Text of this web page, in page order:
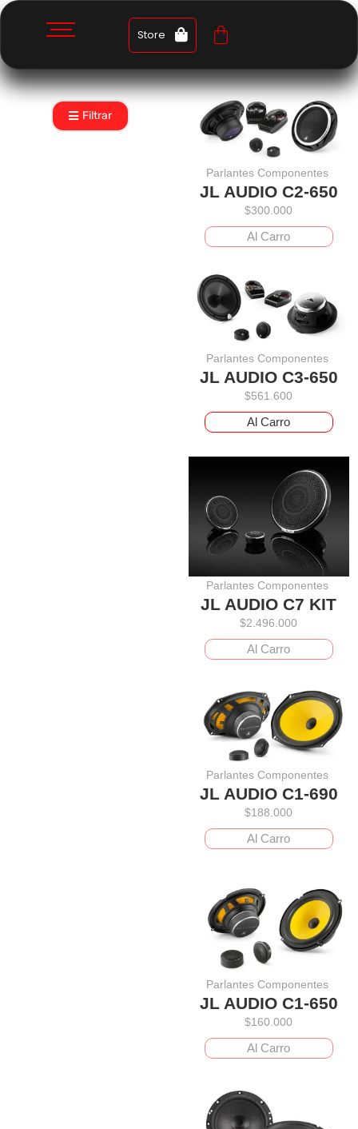
Store
Filtrar
Parlantes Componentes
JL AUDIO C2-650
$300.000
Al Carro
Parlantes Componentes
JL AUDIO C3-650
$561.600
Al Carro
Parlantes Componentes
JL AUDIO C7 KIT
$2.496.000
Al Carro
Parlantes Componentes
JL AUDIO C1-690
$188.000
Al Carro
Parlantes Componentes
JL AUDIO C1-650
$160.000
Al Carro